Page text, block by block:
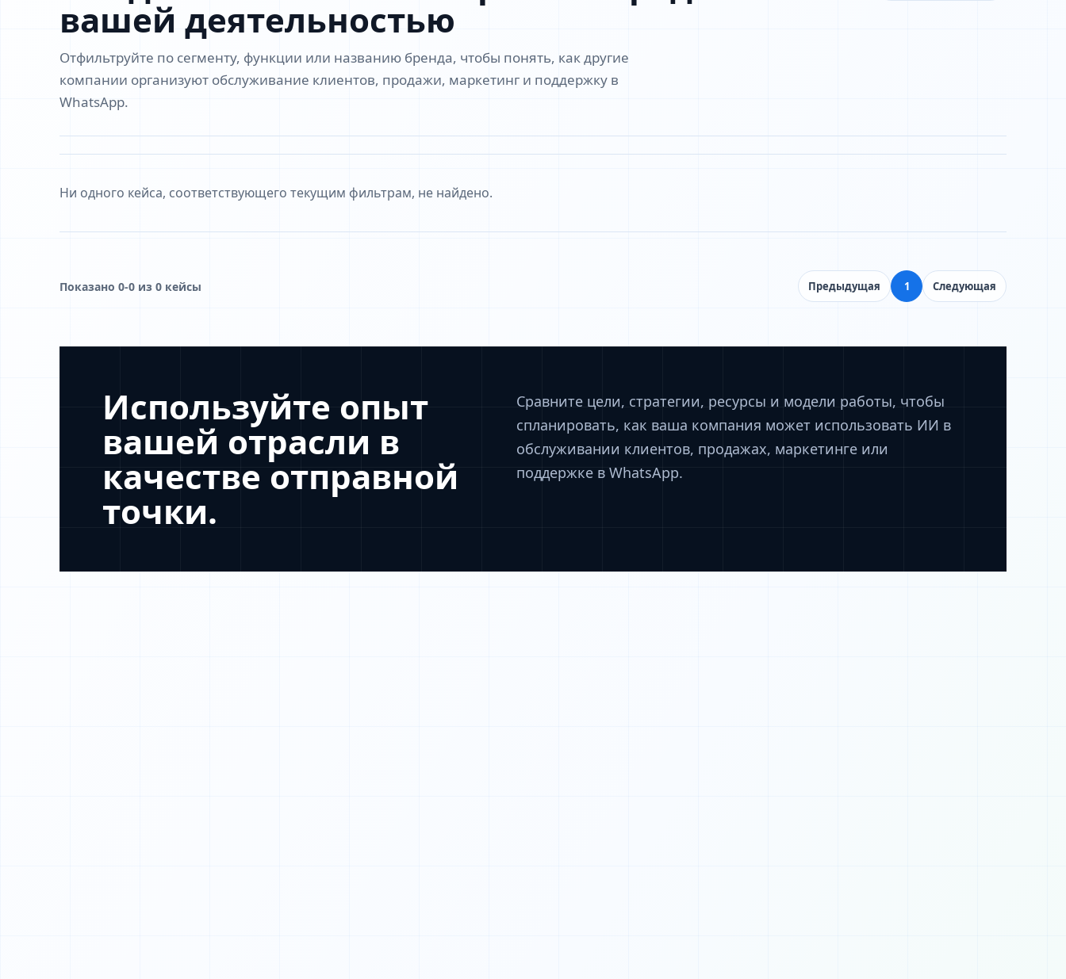
вашей деятельностью
Отфильтруйте по сегменту, функции или названию бренда, чтобы понять, как другие
компании организуют обслуживание клиентов, продажи, маркетинг и поддержку в
WhatsApp.
Ни одного кейса, соответствующего текущим фильтрам, не найдено.
Показано 0-0 из 0 кейсы Предыдущая 1 Следующая
Используйте опыт
вашей отрасли в
качестве отправной
точки.
Сравните цели, стратегии, ресурсы и модели работы, чтобы
спланировать, как ваша компания может использовать ИИ в
обслуживании клиентов, продажах, маркетинге или
поддержке в WhatsApp.